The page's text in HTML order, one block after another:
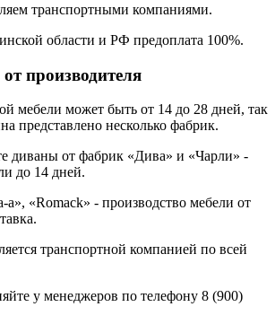
транспортными компаниями.
области и РФ предоплата 100%.
производителя
мебели может быть от 14 до 28 дней, так
представлено несколько фабрик.
диваны от фабрик «Дива» и «Чарли» -
до 14 дней.
a», «Romack» - производство мебели от
транспортной компанией по всей
у менеджеров по телефону 8 (900)